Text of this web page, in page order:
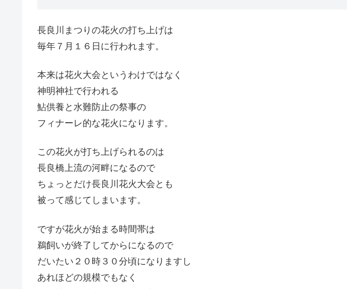
長良川まつりの花火の打ち上げは
毎年７月１６日に行われます。
本来は花火大会というわけではなく
神明神社で行われる
鮎供養と水難防止の祭事の
フィナーレ的な花火になります。
この花火が打ち上げられるのは
長良橋上流の河畔になるので
ちょっとだけ長良川花火大会とも
被って感じてしまいます。
ですが花火が始まる時間帯は
鵜飼いが終了してからになるので
だいたい２０時３０分頃になりますし
あれほどの規模でもなく